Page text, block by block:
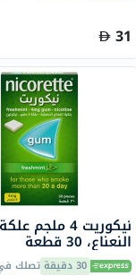
31
نيكوريت 4
النعناع، ​​30 قطعة
30 دقيقة تصلك